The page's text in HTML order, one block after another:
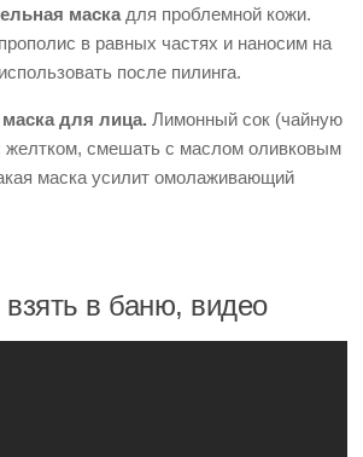
маска для проблемной кожи.
в равных частях и наносим на
после пилинга.
для лица. Лимонный сок (чайную
желтком, смешать с маслом оливковым
маска усилит омолаживающий
взять в баню, видео